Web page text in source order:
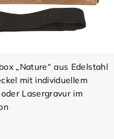
„Nature“ aus Edelstahl
mit individuellem
Lasergravur im